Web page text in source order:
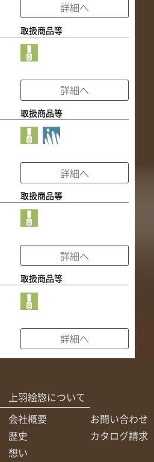
詳細へ
取扱商品等
詳細へ
取扱商品等
詳細へ
取扱商品等
詳細へ
取扱商品等
詳細へ
上羽絵惣について
会社概要
歴史
想い
お問い合わせ
カタログ請求